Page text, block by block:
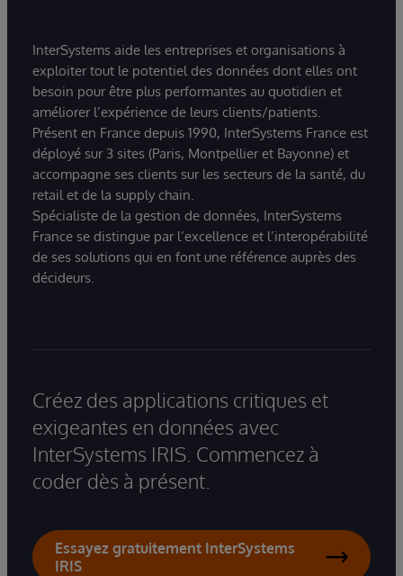
InterSystems aide les entreprises et organisations à
exploiter tout le potentiel des données dont elles ont
besoin pour être plus performantes au quotidien et
améliorer l’expérience de leurs clients/patients.
Présent en France depuis 1990, InterSystems France est
déployé sur 3 sites (Paris, Montpellier et Bayonne) et
accompagne ses clients sur les secteurs de la santé, du
retail et de la supply chain.
Spécialiste de la gestion de données, InterSystems
France se distingue par l’excellence et l’interopérabilité
de ses solutions qui en font une référence auprès des
décideurs.
Créez des applications critiques et
exigeantes en données avec
InterSystems IRIS. Commencez à
coder dès à présent.
Essayez gratuitement InterSystems
IRIS